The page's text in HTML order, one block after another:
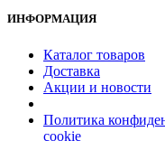
ИНФОРМАЦИЯ
Каталог товаров
Доставка
Акции и новости
Политика
cookie